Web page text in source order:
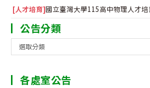
[人才培育]國立臺灣大學115高中物理人才
公告分類
告
類
選取分類
各處室公告